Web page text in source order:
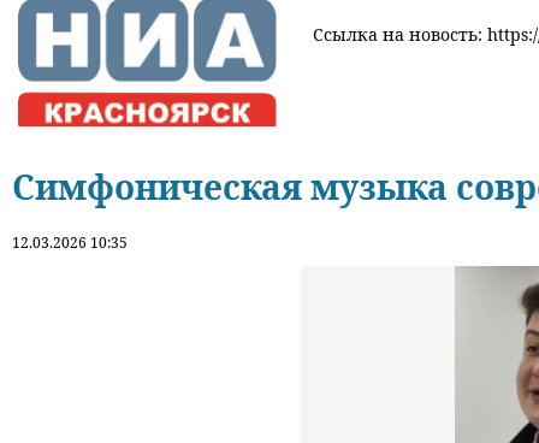
Ссылка на новость:
Симфоническая музыка
12.03.2026 10:35